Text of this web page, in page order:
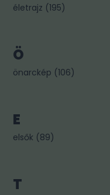
életrajz (195)
Ö
önarckép (106)
E
elsők (89)
T